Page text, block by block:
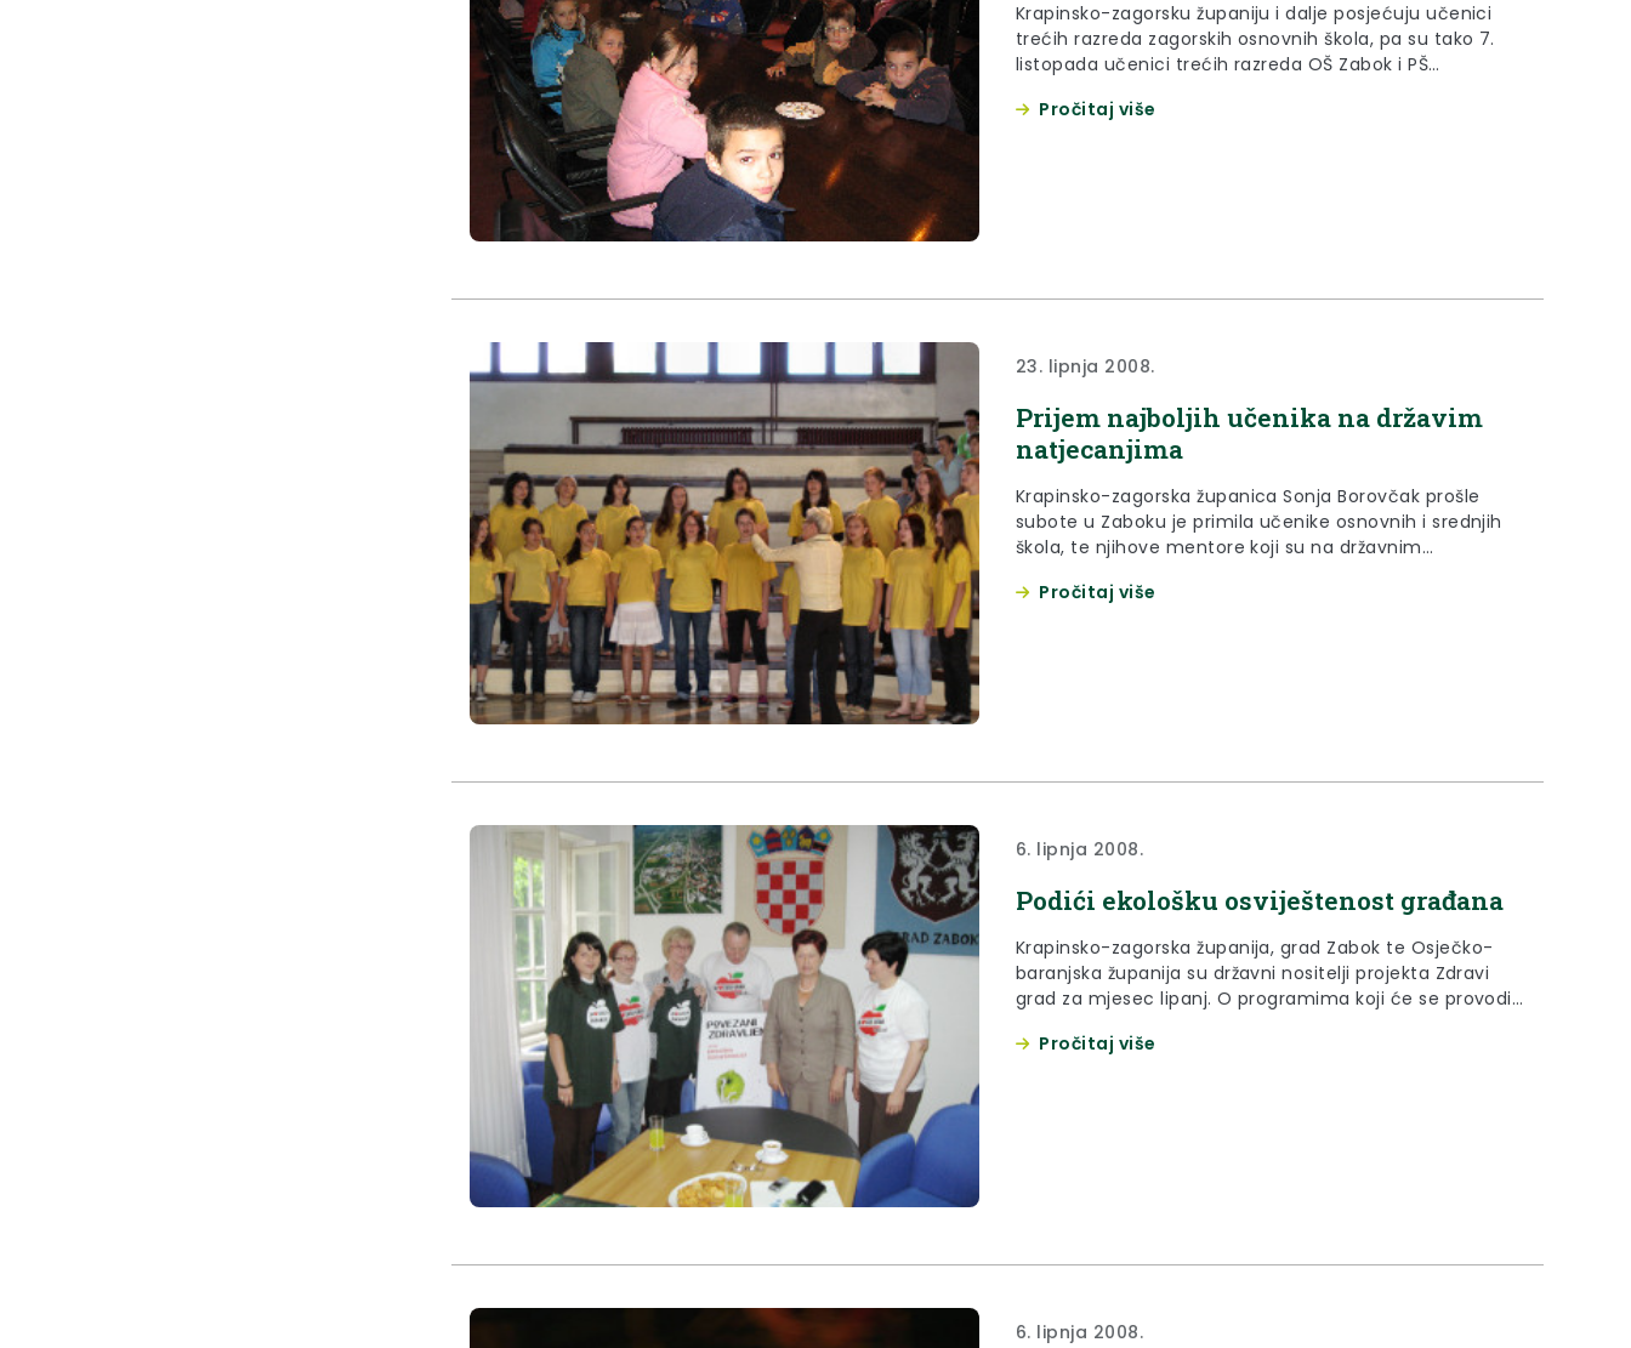
Krapinsko-zagorsku županiju i dalje posjećuju učenici
trećih razreda zagorskih osnovnih škola, pa su tako 7.
listopada učenici trećih razreda OŠ Zabok i PŠ
se sa županicom Sonjom Borovčak
Pročitaj više
23. lipnja 2008.
Prijem najboljih učenika na državim
natjecanjima
Krapinsko-zagorska županica Sonja Borovčak prošle
subote u Zaboku je primila učenike osnovnih i srednjih
škola, te njihove mentore koji su na državnim
Školama iz kojih ti učenici dolaze županija je dodijelila
Pročitaj više
6. lipnja 2008.
Podići ekološku osviještenost građana
Krapinsko-zagorska županija, grad Zabok te Osječko-
baranjska županija su državni nositelji projekta Zdravi
grad za mjesec lipanj. O programima koji će se provoditi
osviještenosti u sklopu kampanje Povezani zdravljem,
Pročitaj više
6. lipnja 2008.